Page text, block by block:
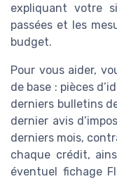
expliquant votre
passées et les
budget.
Pour vous aider,
de base : pièces
derniers bulletins
dernier avis
derniers mois,
chaque crédit,
éventuel fichage